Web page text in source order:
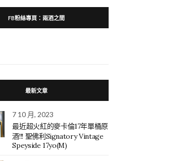
FB粉絲專頁：兩酒之間
最新文章
7 10 月, 2023
最近超火紅的麥卡倫17年單桶原
酒!!! 聖佛利Signatory Vintage
Speyside 17yo(M)